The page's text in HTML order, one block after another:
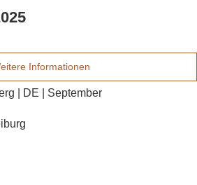
Informationen
| DE | September